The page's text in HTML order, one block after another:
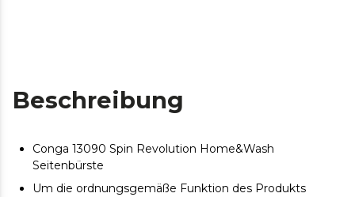
Beschreibung
Conga 13090 Spin Revolution Home&Wash
Seitenbürste
Um die ordnungsgemäße Funktion des Produkts